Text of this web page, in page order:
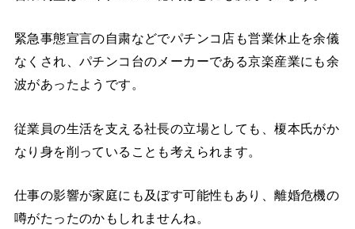
緊急事態宣言の自粛などでパチンコ店も営業休止を余儀
なくされ、パチンコ台のメーカーである京楽産業にも余
波があったようです。
従業員の生活を支える社長の立場としても、榎本氏がか
なり身を削っていることも考えられます。
仕事の影響が家庭にも及ぼす可能性もあり、離婚危機の
噂がたったのかもしれませんね。